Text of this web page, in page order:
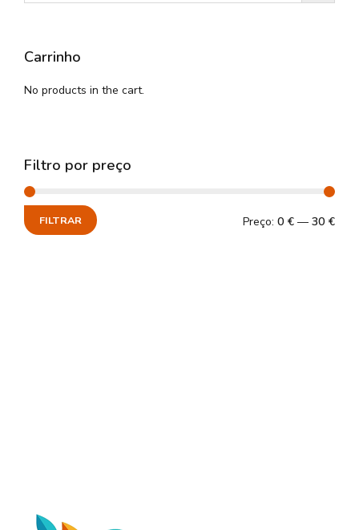
Carrinho
No products in the cart.
Filtro por preço
FILTRAR Preço: 0 € — 30 €